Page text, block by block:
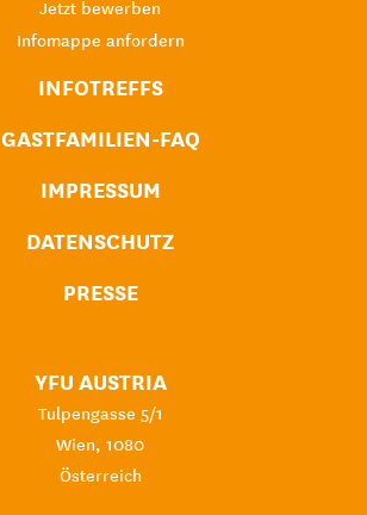
Jetzt bewerben
Infomappe anfordern
INFOTREFFS
GASTFAMILIEN-FAQ
IMPRESSUM
DATENSCHUTZ
PRESSE
YFU AUSTRIA
Tulpengasse 5/1
Wien, 1080
Österreich